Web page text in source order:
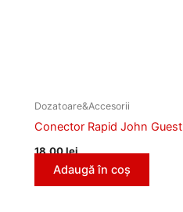
Dozatoare&Accesorii
Conector Rapid John Guest
18,00lei
Adaugă în coș